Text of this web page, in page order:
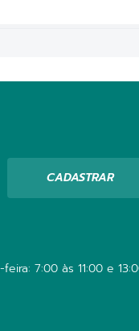
CADASTRAR
7:00 às 11:00 e